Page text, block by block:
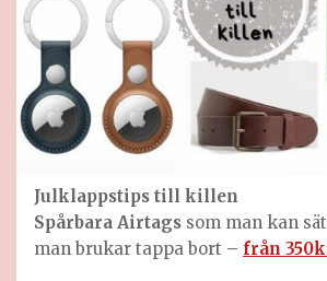
Julklappstips till killen
Spårbara Airtags som man kan
man brukar tappa bort – från